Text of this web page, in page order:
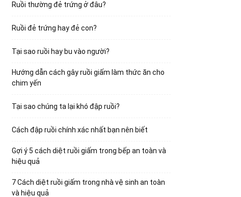
Ruồi thường đẻ trứng ở đâu?
Ruồi đẻ trứng hay đẻ con?
Tại sao ruồi hay bu vào người?
Hướng dẫn cách gây ruồi giấm làm thức ăn cho
chim yến
Tại sao chúng ta lại khó đập ruồi?
Cách đập ruồi chính xác nhất bạn nên biết
Gợi ý 5 cách diệt ruồi giấm trong bếp an toàn và
hiệu quả
7 Cách diệt ruồi giấm trong nhà vệ sinh an toàn
và hiệu quả